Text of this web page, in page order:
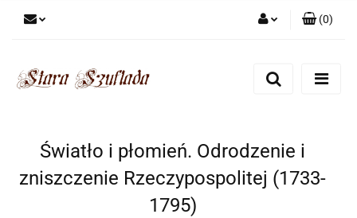
Zarejestruj się
(0)
Światło i płomień. Odrodzenie i
zniszczenie Rzeczypospolitej (1733-
1795)